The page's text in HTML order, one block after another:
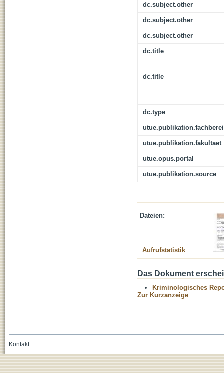
dc.subject.other
dc.subject.other
dc.subject.other
dc.title
dc.title
dc.type
utue.publikation.fakultaet
utue.opus.portal
utue.publikation.source
Dateien:
Aufrufstatistik
Das Dokument
Kriminologisches
Zur Kurzanzeige
Kontakt